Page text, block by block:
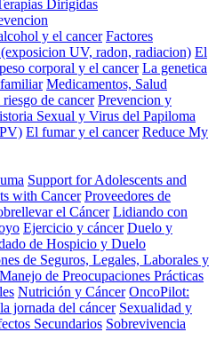
Dirigidas
y el cancer Factores
UV, radon, radiacion) El
corporal y el cancer La genetica
Medicamentos, Salud
de cancer Prevencion y
Sexual y Virus del Papiloma
El fumar y el cancer Reduce My
Support for Adolescents and
with Cancer Proveedores de
el Cáncer Lidiando con
Ejercicio y cáncer Duelo y
de Hospicio y Duelo
de Seguros, Legales, Laborales y
Manejo de Preocupaciones Prácticas
Nutrición y Cáncer OncoPilot:
jornada del cáncer Sexualidad y
Secundarios Sobrevivencia